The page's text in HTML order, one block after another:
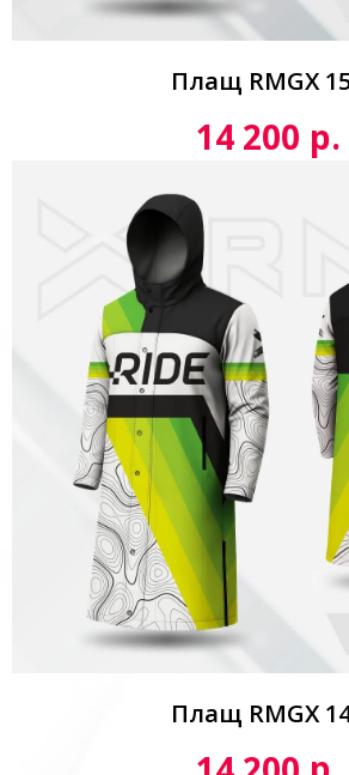
Плащ RMGX
14 200 р.
Плащ RMGX